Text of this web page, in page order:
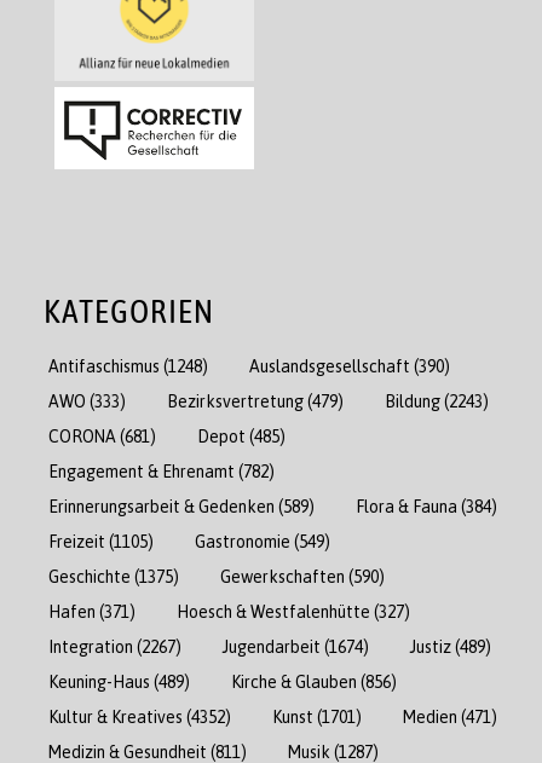
KATEGORIEN
Antifaschismus (1248) Auslandsgesellschaft (390)
AWO (333) Bezirksvertretung(479) Bildung(2243)
CORONA (681) Depot (485)
Engagement & Ehrenamt (782)
Erinnerungsarbeit & Gedenken (589) Flora & Fauna (384)
Freizeit (1105) Gastronomie (549)
Geschichte (1375) Gewerkschaften (590)
Hafen (371) Hoesch & Westfalenhütte (327)
Integration (2267) Jugendarbeit (1674) Justiz(489)
Keuning-Haus (489) Kirche & Glauben (856)
Kultur & Kreatives (4352) Kunst (1701) Medien (471)
Medizin & Gesundheit (811) Musik (1287)